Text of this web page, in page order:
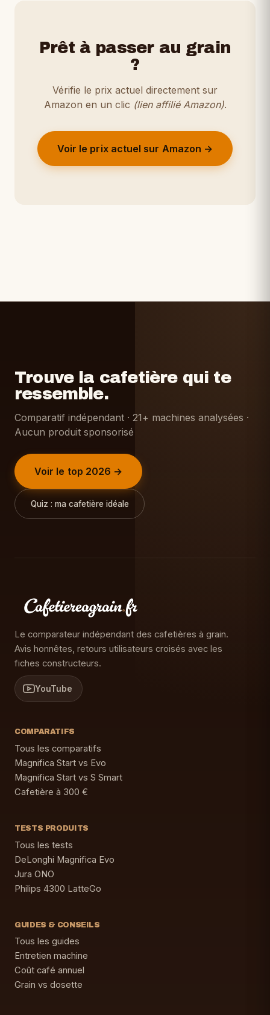
Prêt à passer au grain
?
Vérifie le prix actuel directement sur
Amazon en un clic (lien affilié Amazon).
Voir le prix actuel sur Amazon →
Trouve la cafetière qui te
ressemble.
Comparatif indépendant · 21+ machines analysées ·
Aucun produit sponsorisé
Voir le top 2026 →
Quiz : ma cafetière idéale
Le comparateur indépendant des cafetières à grain.
Avis honnêtes, retours utilisateurs croisés avec les
fiches constructeurs.
YouTube
COMPARATIFS
Tous les comparatifs
Magnifica Start vs Evo
Magnifica Start vs S Smart
Cafetière à 300 €
TESTS PRODUITS
Tous les tests
DeLonghi Magnifica Evo
Jura ONO
Philips 4300 LatteGo
GUIDES & CONSEILS
Tous les guides
Entretien machine
Coût café annuel
Grain vs dosette